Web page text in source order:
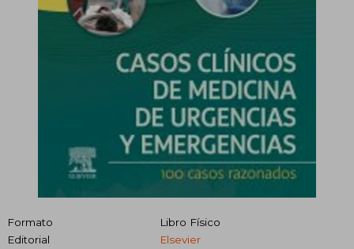
Formato
Libro Físico
Editorial
Elsevier